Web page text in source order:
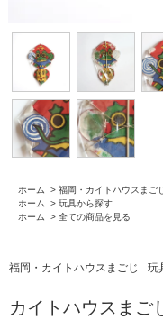
ホーム > 福岡・カイトハウスまご
ホーム
> 玩具から探す
ホーム
> 全ての商品を見る
福岡・カイトハウスまごじ 玩
カイトハウスまご